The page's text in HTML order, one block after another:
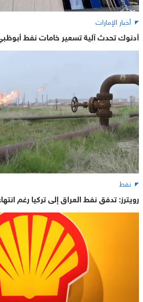
أخبار الإمارات
أدنوك تحدث آلية تسعير خامات نفط
نفط
رويترز: تدفق نفط العراق إلى تركيا رغم